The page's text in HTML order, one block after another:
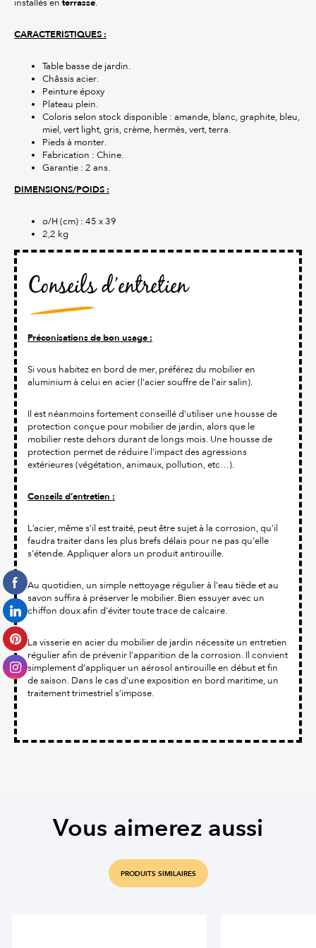
installés en terrasse.
CARACTERISTIQUES :
Table basse de jardin.
Châssis acier.
Peinture époxy
Plateau plein.
Coloris selon stock disponible : amande, blanc, graphite, bleu,
miel, vert light, gris, crème, hermès, vert, terra.
Pieds à monter.
Fabrication : Chine.
Garantie : 2 ans.
DIMENSIONS/POIDS :
ø/H (cm) : 45 x 39
2,2 kg
Conseils d’entretien
Préconisations de bon usage :
Si vous habitez en bord de mer, préférez du mobilier en
aluminium à celui en acier (l’acier souffre de l’air salin).
Il est néanmoins fortement conseillé d'utiliser une housse de
protection conçue pour mobilier de jardin, alors que le
mobilier reste dehors durant de longs mois. Une housse de
protection permet de réduire l'impact des agressions
extérieures (végétation, animaux, pollution, etc…).
Conseils d’entretien :
L’acier, même s’il est traité, peut être sujet à la corrosion, qu’il
faudra traiter dans les plus brefs délais pour ne pas qu’elle
s’étende. Appliquer alors un produit antirouille.
Au quotidien, un simple nettoyage régulier à l’eau tiède et au
savon suffira à préserver le mobilier. Bien essuyer avec un
chiffon doux afin d’éviter toute trace de calcaire.
La visserie en acier du mobilier de jardin nécessite un entretien
régulier afin de prévenir l’apparition de la corrosion. Il convient
simplement d’appliquer un aérosol antirouille en début et fin
de saison. Dans le cas d’une exposition en bord maritime, un
traitement trimestriel s’impose.
Vous aimerez aussi
PRODUITS SIMILAIRES